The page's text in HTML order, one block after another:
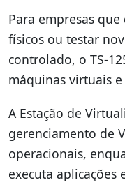
Para empresas
físicos ou testar
controlado, o TS-
máquinas virtuais
A Estação de
gerenciamento de
operacionais,
executa aplicações